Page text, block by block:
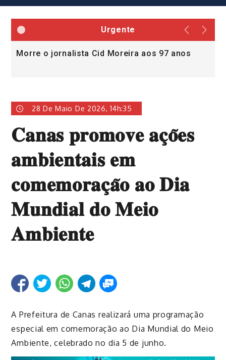
Urgente
Morre o jornalista Cid Moreira aos 97 anos
28 De Maio De 2026, 14h:35
𝐂𝐚𝐧𝐚𝐬 𝐩𝐫𝐨𝐦𝐨𝐯𝐞 𝐚𝐜̧𝐨̃𝐞𝐬
𝐚𝐦𝐛𝐢𝐞𝐧𝐭𝐚𝐢𝐬 𝐞𝐦
𝐜𝐨𝐦𝐞𝐦𝐨𝐫𝐚𝐜̧𝐚̃𝐨 𝐚𝐨 𝐃𝐢𝐚
𝐌𝐮𝐧𝐝𝐢𝐚𝐥 𝐝𝐨 𝐌𝐞𝐢𝐨
𝐀𝐦𝐛𝐢𝐞𝐧𝐭𝐞
A Prefeitura de Canas realizará uma programação
especial em comemoração ao Dia Mundial do Meio
Ambiente, celebrado no dia 5 de junho.